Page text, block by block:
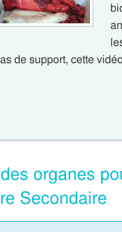
de support, cette
organes
Secondaire